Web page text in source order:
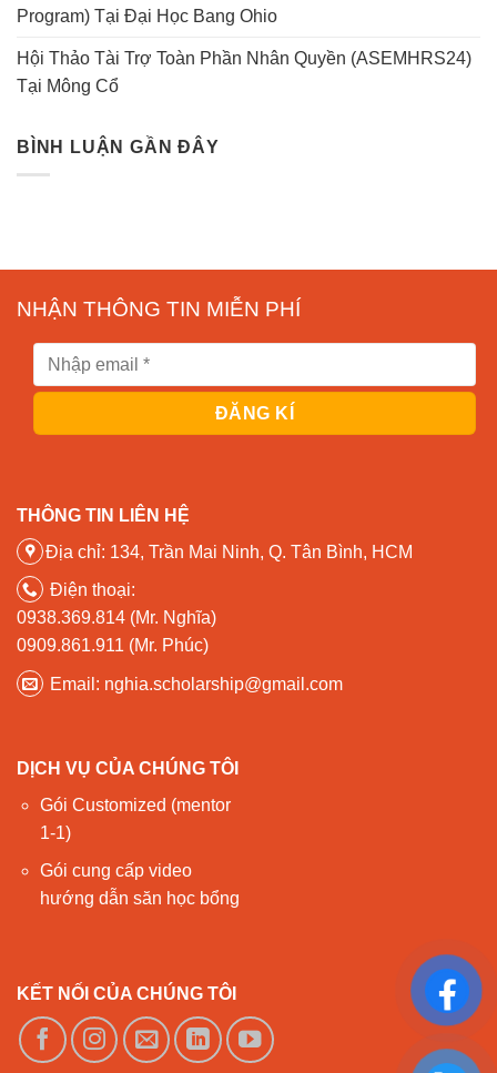
Program) Tại Đại Học Bang Ohio
Hội Thảo Tài Trợ Toàn Phần Nhân Quyền (ASEMHRS24)
Tại Mông Cổ
BÌNH LUẬN GẦN ĐÂY
NHẬN THÔNG TIN MIỄN PHÍ
THÔNG TIN LIÊN HỆ
Địa chỉ: 134, Trần Mai Ninh, Q. Tân Bình, HCM
Điện thoại:
0938.369.814 (Mr. Nghĩa)
0909.861.911 (Mr. Phúc)
Email: nghia.scholarship@gmail.com
DỊCH VỤ CỦA CHÚNG TÔI
Gói Customized (mentor
1-1)
Gói cung cấp video
hướng dẫn săn học bổng
KẾT NỐI CỦA CHÚNG TÔI